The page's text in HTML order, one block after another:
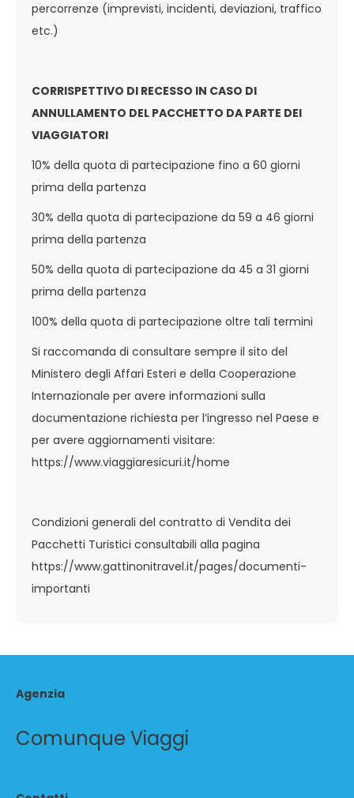
percorrenze (imprevisti, incidenti, deviazioni, traffico
etc.)
CORRISPETTIVO DI RECESSO IN CASO DI
ANNULLAMENTO DEL PACCHETTO DA PARTE DEI
VIAGGIATORI
10% della quota di partecipazione fino a 60 giorni
prima della partenza
30% della quota di partecipazione da 59 a 46 giorni
prima della partenza
50% della quota di partecipazione da 45 a 31 giorni
prima della partenza
100% della quota di partecipazione oltre tali termini
Si raccomanda di consultare sempre il sito del
Ministero degli Affari Esteri e della Cooperazione
Internazionale per avere informazioni sulla
documentazione richiesta per l’ingresso nel Paese e
per avere aggiornamenti visitare:
https://www.viaggiaresicuri.it/home
Condizioni generali del contratto di Vendita dei
Pacchetti Turistici consultabili alla pagina
https://www.gattinonitravel.it/pages/documenti-
importanti
Agenzia
Comunque Viaggi